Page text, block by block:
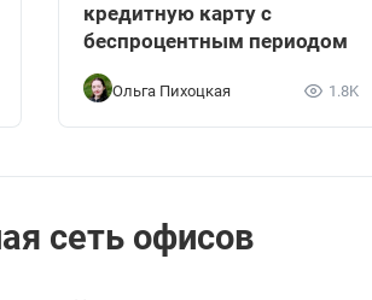
кредитную карту с
беспроцентным периодом
Ольга Пихоцкая 1.8K
сеть офисов